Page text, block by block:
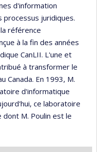
d'information
processus juridiques.
référence
à la fin des années
CanLII. L'une et
à transformer le
Canada. En 1993, M.
d'informatique
ce laboratoire
M. Poulin est le